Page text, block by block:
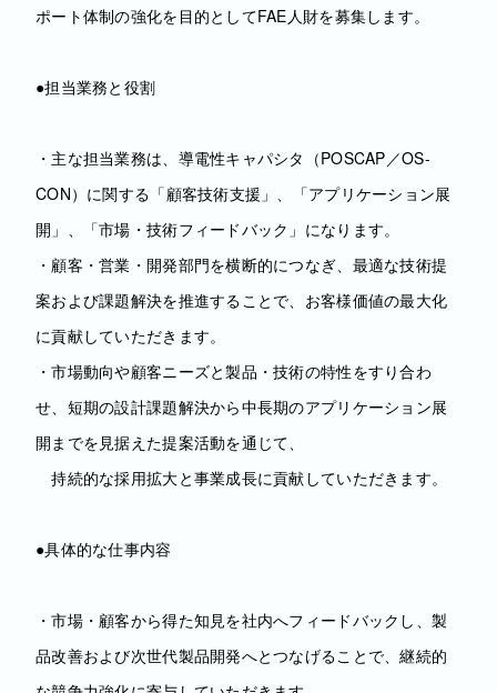
ポート体制の強化を目的としてFAE人財を募集します。
●担当業務と役割
・主な担当業務は、導電性キャパシタ（POSCAP／OS-
CON）に関する「顧客技術支援」、「アプリケーション展
開」、「市場・技術フィードバック」になります。
・顧客・営業・開発部門を横断的につなぎ、最適な技術提
案および課題解決を推進することで、お客様価値の最大化
に貢献していただきます。
・市場動向や顧客ニーズと製品・技術の特性をすり合わ
せ、短期の設計課題解決から中長期のアプリケーション展
開までを見据えた提案活動を通じて、
持続的な採用拡大と事業成長に貢献していただきます。
●具体的な仕事内容
・市場・顧客から得た知見を社内へフィードバックし、製
品改善および次世代製品開発へとつなげることで、継続的